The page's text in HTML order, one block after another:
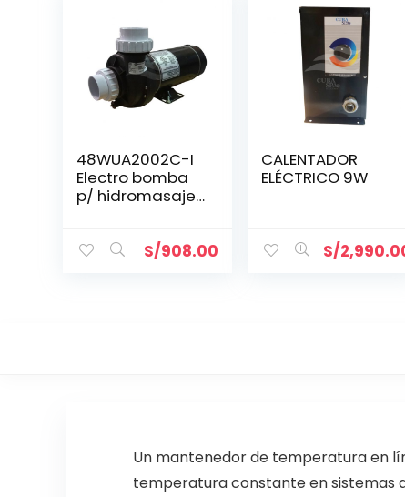
48WUA2002C-I
Electro bomba
p/ hidromasaje
S/908.00
CALENTADOR
ELÉCTRICO 9W
S/
Un mantenedor de temperatura en
temperatura constante en sistemas